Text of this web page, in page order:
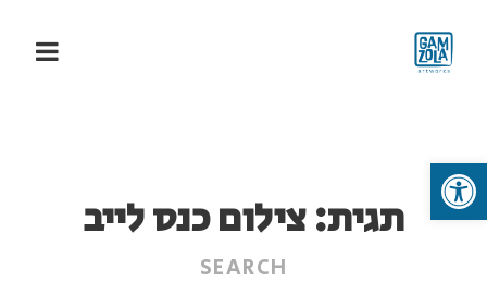
פתח סרגל נגישות
תגית:צילום כנס לייב